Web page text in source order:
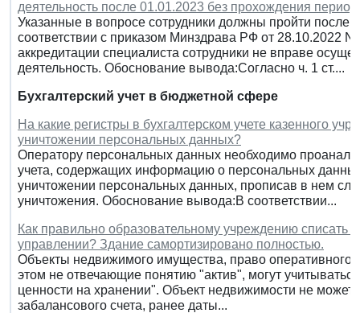
деятельность после 01.01.2023 без прохождения
Указанные в вопросе сотрудники должны пройти после
соответствии с приказом Минздрава РФ от 28.10.2022 N
аккредитации специалиста сотрудники не вправе
деятельность. Обоснование вывода:Согласно ч. 1 ст....
Бухгалтерский учет в бюджетной сфере
На какие регистры в бухгалтерском учете казенного
уничтожении персональных данных?
Оператору персональных данных необходимо
учета, содержащих информацию о персональных
уничтожении персональных данных, прописав в нем
уничтожения. Обоснование вывода:В соответствии...
Как правильно образовательному учреждению
управлении? Здание самортизировано полностью.
Объекты недвижимого имущества, право
этом не отвечающие понятию "актив", могут
ценности на хранении". Объект недвижимости не может
забалансового счета, ранее даты...